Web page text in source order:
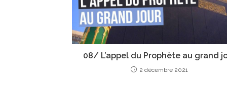
08/ L’appel du Prophète au grand
2 décembre 2021